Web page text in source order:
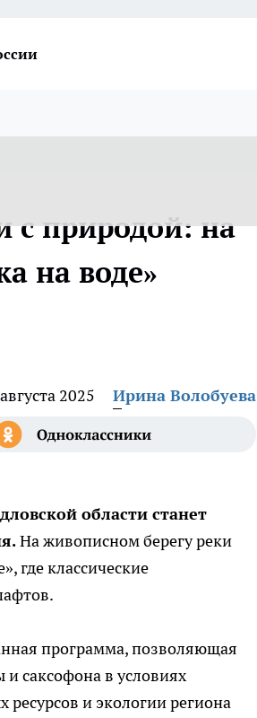
с природой: на
на воде»
2025 Ирина Волобуева
области станет
На живописном берегу реки
где классические
программа, позволяющая
саксофона в условиях
и экологии региона